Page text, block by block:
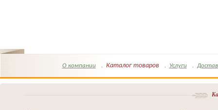
О компании Каталог товаров Услуги